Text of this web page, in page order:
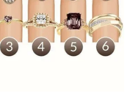
kroz bolna iskustva i promjene
najveću unutrašnju snagu.
koji dolazi polako, ali sigurno